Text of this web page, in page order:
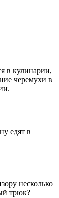
в кулинарии,
черемухи в
едят в
несколько
трюк?